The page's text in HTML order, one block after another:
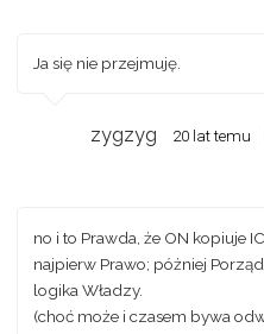
Ja się nie przejmuję.
zygzyg 20 lat temu
no i to Prawda, że ON kopiuje
najpierw Prawo; póżniej
logika Władzy.
(choć może i czasem bywa